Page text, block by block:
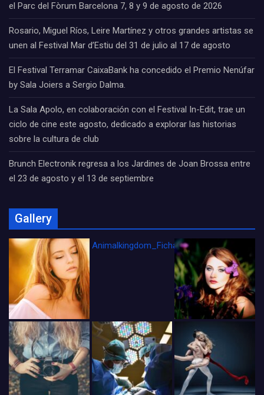
el Parc del Fòrum Barcelona 7, 8 y 9 de agosto de 2026
Rosario, Miguel Ríos, Leire Martínez y otros grandes artistas se
unen al Festival Mar d’Estiu del 31 de julio al 17 de agosto
El Festival Terramar CaixaBank ha concedido el Premio Nenúfar
by Sala Joiers a Sergio Dalma.
La Sala Apolo, en colaboración con el Festival In-Edit, trae un
ciclo de cine este agosto, dedicado a explorar las historias
sobre la cultura de club
Brunch Electronik regresa a los Jardines de Joan Brossa entre
el 23 de agosto y el 13 de septiembre
Gallery
Animalkingdom_FichaCine